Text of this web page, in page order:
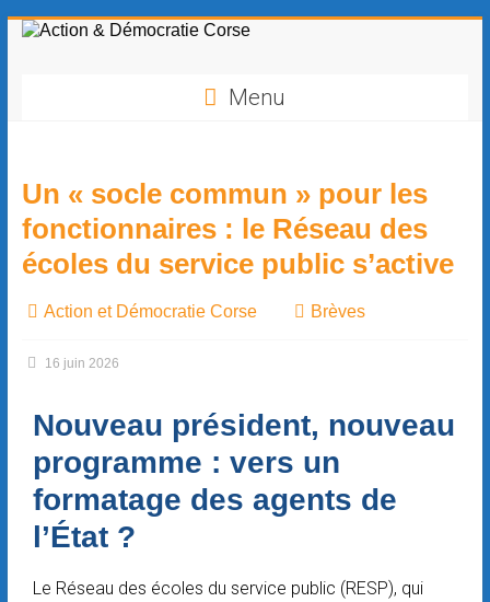
contenu
principal
Menu
Un « socle commun » pour les
fonctionnaires : le Réseau des
écoles du service public s’active
Action et Démocratie Corse Brèves
16 juin 2026
Nouveau président, nouveau
programme : vers un
formatage des agents de
l’État ?
Le Réseau des écoles du service public (RESP), qui